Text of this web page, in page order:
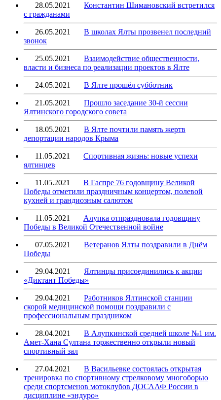
28.05.2021
Константин Шимановский встретился
с гражданами
26.05.2021
В школах Ялты прозвенел последний
звонок
25.05.2021
Взаимодействие общественности,
власти и бизнеса по реализации проектов в Ялте
24.05.2021 В Ялте прошёл субботник
21.05.2021
Прошло заседание 30-й сессии
Ялтинского городского совета
18.05.2021
В Ялте почтили память жертв
депортации народов Крыма
11.05.2021
Спортивная жизнь: новые успехи
ялтинцев
11.05.2021
В Гаспре 76 годовщину Великой
Победы отметили праздничным концертом, полевой
кухней и грандиозным салютом
11.05.2021
Алупка отпраздновала годовщину
Победы в Великой Отечественной войне
07.05.2021
Ветеранов Ялты поздравили в Днём
Победы
29.04.2021
Ялтинцы присоединились к акции
«Диктант Победы»
29.04.2021
Работников Ялтинской станции
скорой медицинской помощи поздравили с
профессиональным праздником
28.04.2021
В Алупкинской средней школе №1 им.
Амет-Хана Султана торжественно открыли новый
спортивный зал
27.04.2021
В Васильевке состоялась открытая
тренировка по спортивному стрелковому многоборью
среди спортсменов мотоклубов ДОСААФ России в
дисциплине «эндуро»